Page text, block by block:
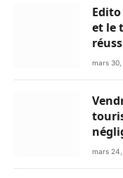
et le
mars 30,
mars